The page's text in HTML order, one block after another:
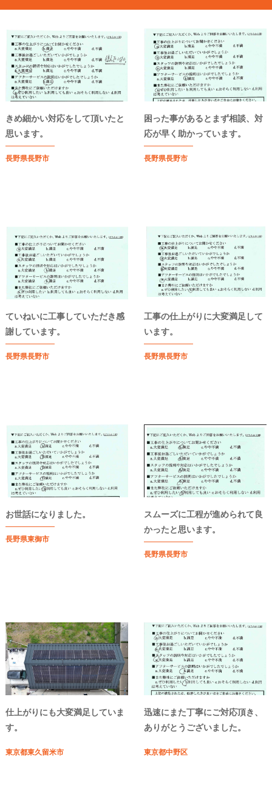
きめ細かい対応をして頂いたと
思います。
長野県長野市
困った事があるとまず相談、対
応が早く助かっています。
長野県長野市
ていねいに工事していただき感
謝しています。
長野県長野市
工事の仕上がりに大変満足して
います。
長野県長野市
お世話になりました。
長野県東御市
スムーズに工程が進められて良
かったと思います。
長野県長野市
仕上がりにも大変満足していま
す。
東京都東久留米市
迅速にまた丁寧にご対応頂き、
ありがとうございました。
東京都中野区